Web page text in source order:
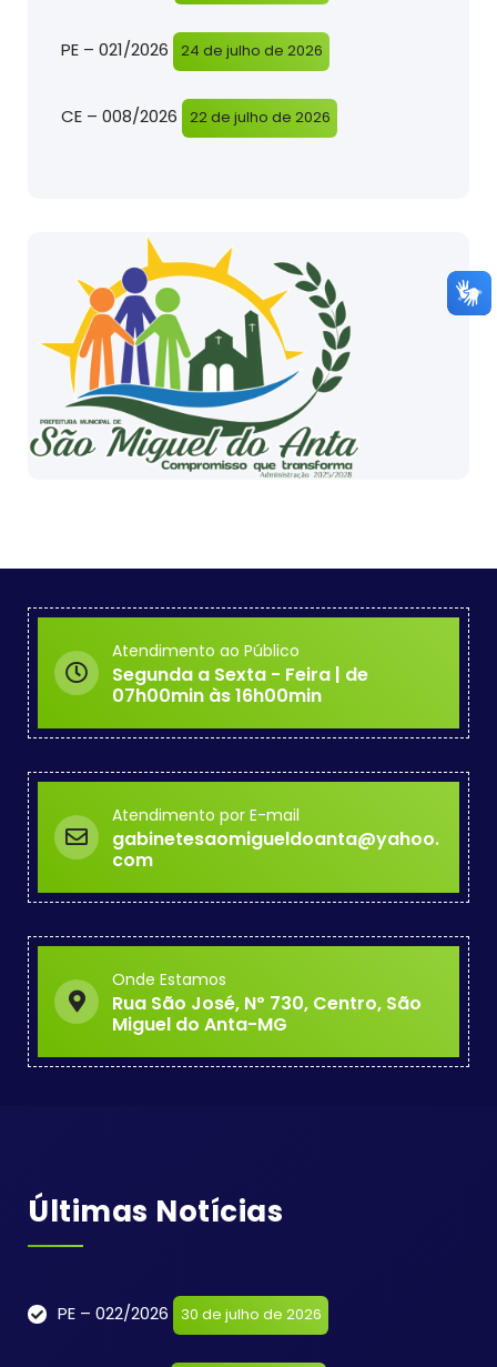
PE – 021/2026 24 de julho de 2026
CE – 008/2026 22 de julho de 2026
Atendimento ao Público
Segunda a Sexta - Feira | de
07h00min às 16h00min
Atendimento por E-mail
gabinetesaomigueldoanta@yahoo.
com
Onde Estamos
Rua São José, Nº 730, Centro, São
Miguel do Anta-MG
Últimas Notícias
PE – 022/2026 30 de julho de 2026